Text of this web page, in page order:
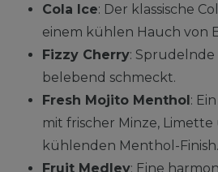
Cola Ice: Der klassische
einem kühlen Hauch von
Fizzy Cherry: Sprudelnde
belebend schmeckt.
Fresh Mojito Menthol:
mit frischer Minze,
kühlenden Menthol-Finish.
Fruit Medley: Eine